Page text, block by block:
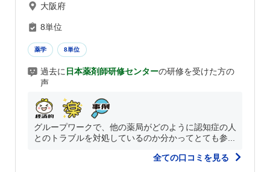
大阪府
8単位
薬学 8単位
過去に 日本薬剤師研修センターの研修を受けた方の
声
グループワークで、他の薬局がどのように認知症の人
とのトラブルを対処しているのか分かってとても参...
全ての口コミを見る